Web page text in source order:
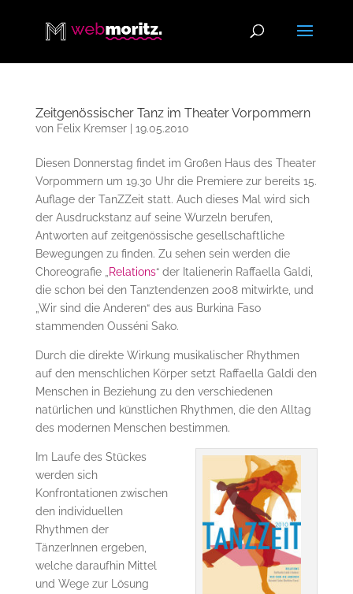
Zeitgenössischer Tanz im Theater Vorpommern
von Felix Kremser| 19.05.2010
Diesen Donnerstag findet im Großen Haus des Theater
Vorpommern um 19.30 Uhr die Premiere zur bereits 15.
Auflage der TanZZeit statt. Auch dieses Mal wird sich
der Ausdruckstanz auf seine Wurzeln berufen,
Antworten auf zeitgenössische gesellschaftliche
Bewegungen zu finden. Zu sehen sein werden die
Choreografie „
Relations“ der Italienerin Raffaella Galdi,
die schon bei den Tanztendenzen 2008 mitwirkte, und
„Wir sind die Anderen“ des aus Burkina Faso
stammenden Ousséni Sako.
Durch die direkte Wirkung musikalischer Rhythmen
auf den menschlichen Körper setzt Raffaella Galdi den
Menschen in Beziehung zu den verschiedenen
natürlichen und künstlichen Rhythmen, die den Alltag
des modernen Menschen bestimmen.
Im Laufe des Stückes
werden sich
Konfrontationen zwischen
den individuellen
Rhythmen der
TänzerInnen ergeben,
welche daraufhin Mittel
und Wege zur Lösung